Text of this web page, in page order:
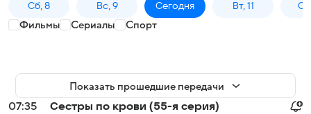
Сб, 8 Вс, 9 Сегодня Вт, 11
Фильмы Сериалы Спорт
Показать прошедшие передачи
07:35
Сестры по крови (55-я серия)